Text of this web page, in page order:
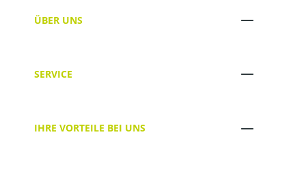
ÜBER UNS
SERVICE
IHRE VORTEILE BEI UNS